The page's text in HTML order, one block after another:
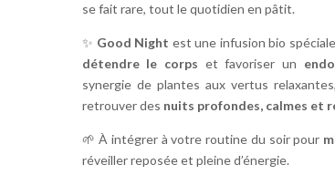
se fait rare, tout le quotidien en pâtit.
✨ Good Night est une infusion bio
détendre le corps et favoriser un
synergie de plantes aux vertus
retrouver des nuits profondes, calmes et
🌱 À intégrer à votre routine du soir pour
réveiller reposée et pleine d’énergie.